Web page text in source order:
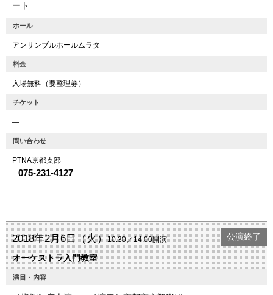
ート
ホール
アンサンブルホールムラタ
料金
入場無料（要整理券）
チケット
―
問い合わせ
PTNA京都支部
075-231-4127
2018年2月6日（火）10:30／14:00開演
オーケストラ入門教室
公演終了
演目・内容